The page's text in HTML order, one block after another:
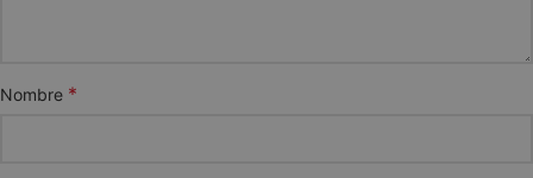
Nombre *